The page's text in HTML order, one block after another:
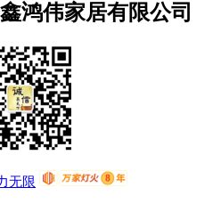
鸿伟家居有限公司
无限